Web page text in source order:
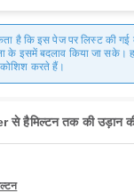
है कि इस पेज पर लिस्ट की
के इसमें बदलाव किया जा
कोशिश करते हैं।
हैमिल्टन तक की उड़ान की